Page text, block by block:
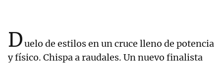
Duelo de estilos en un cruce lleno de potencia
y físico. Chispa a raudales. Un nuevo finalista